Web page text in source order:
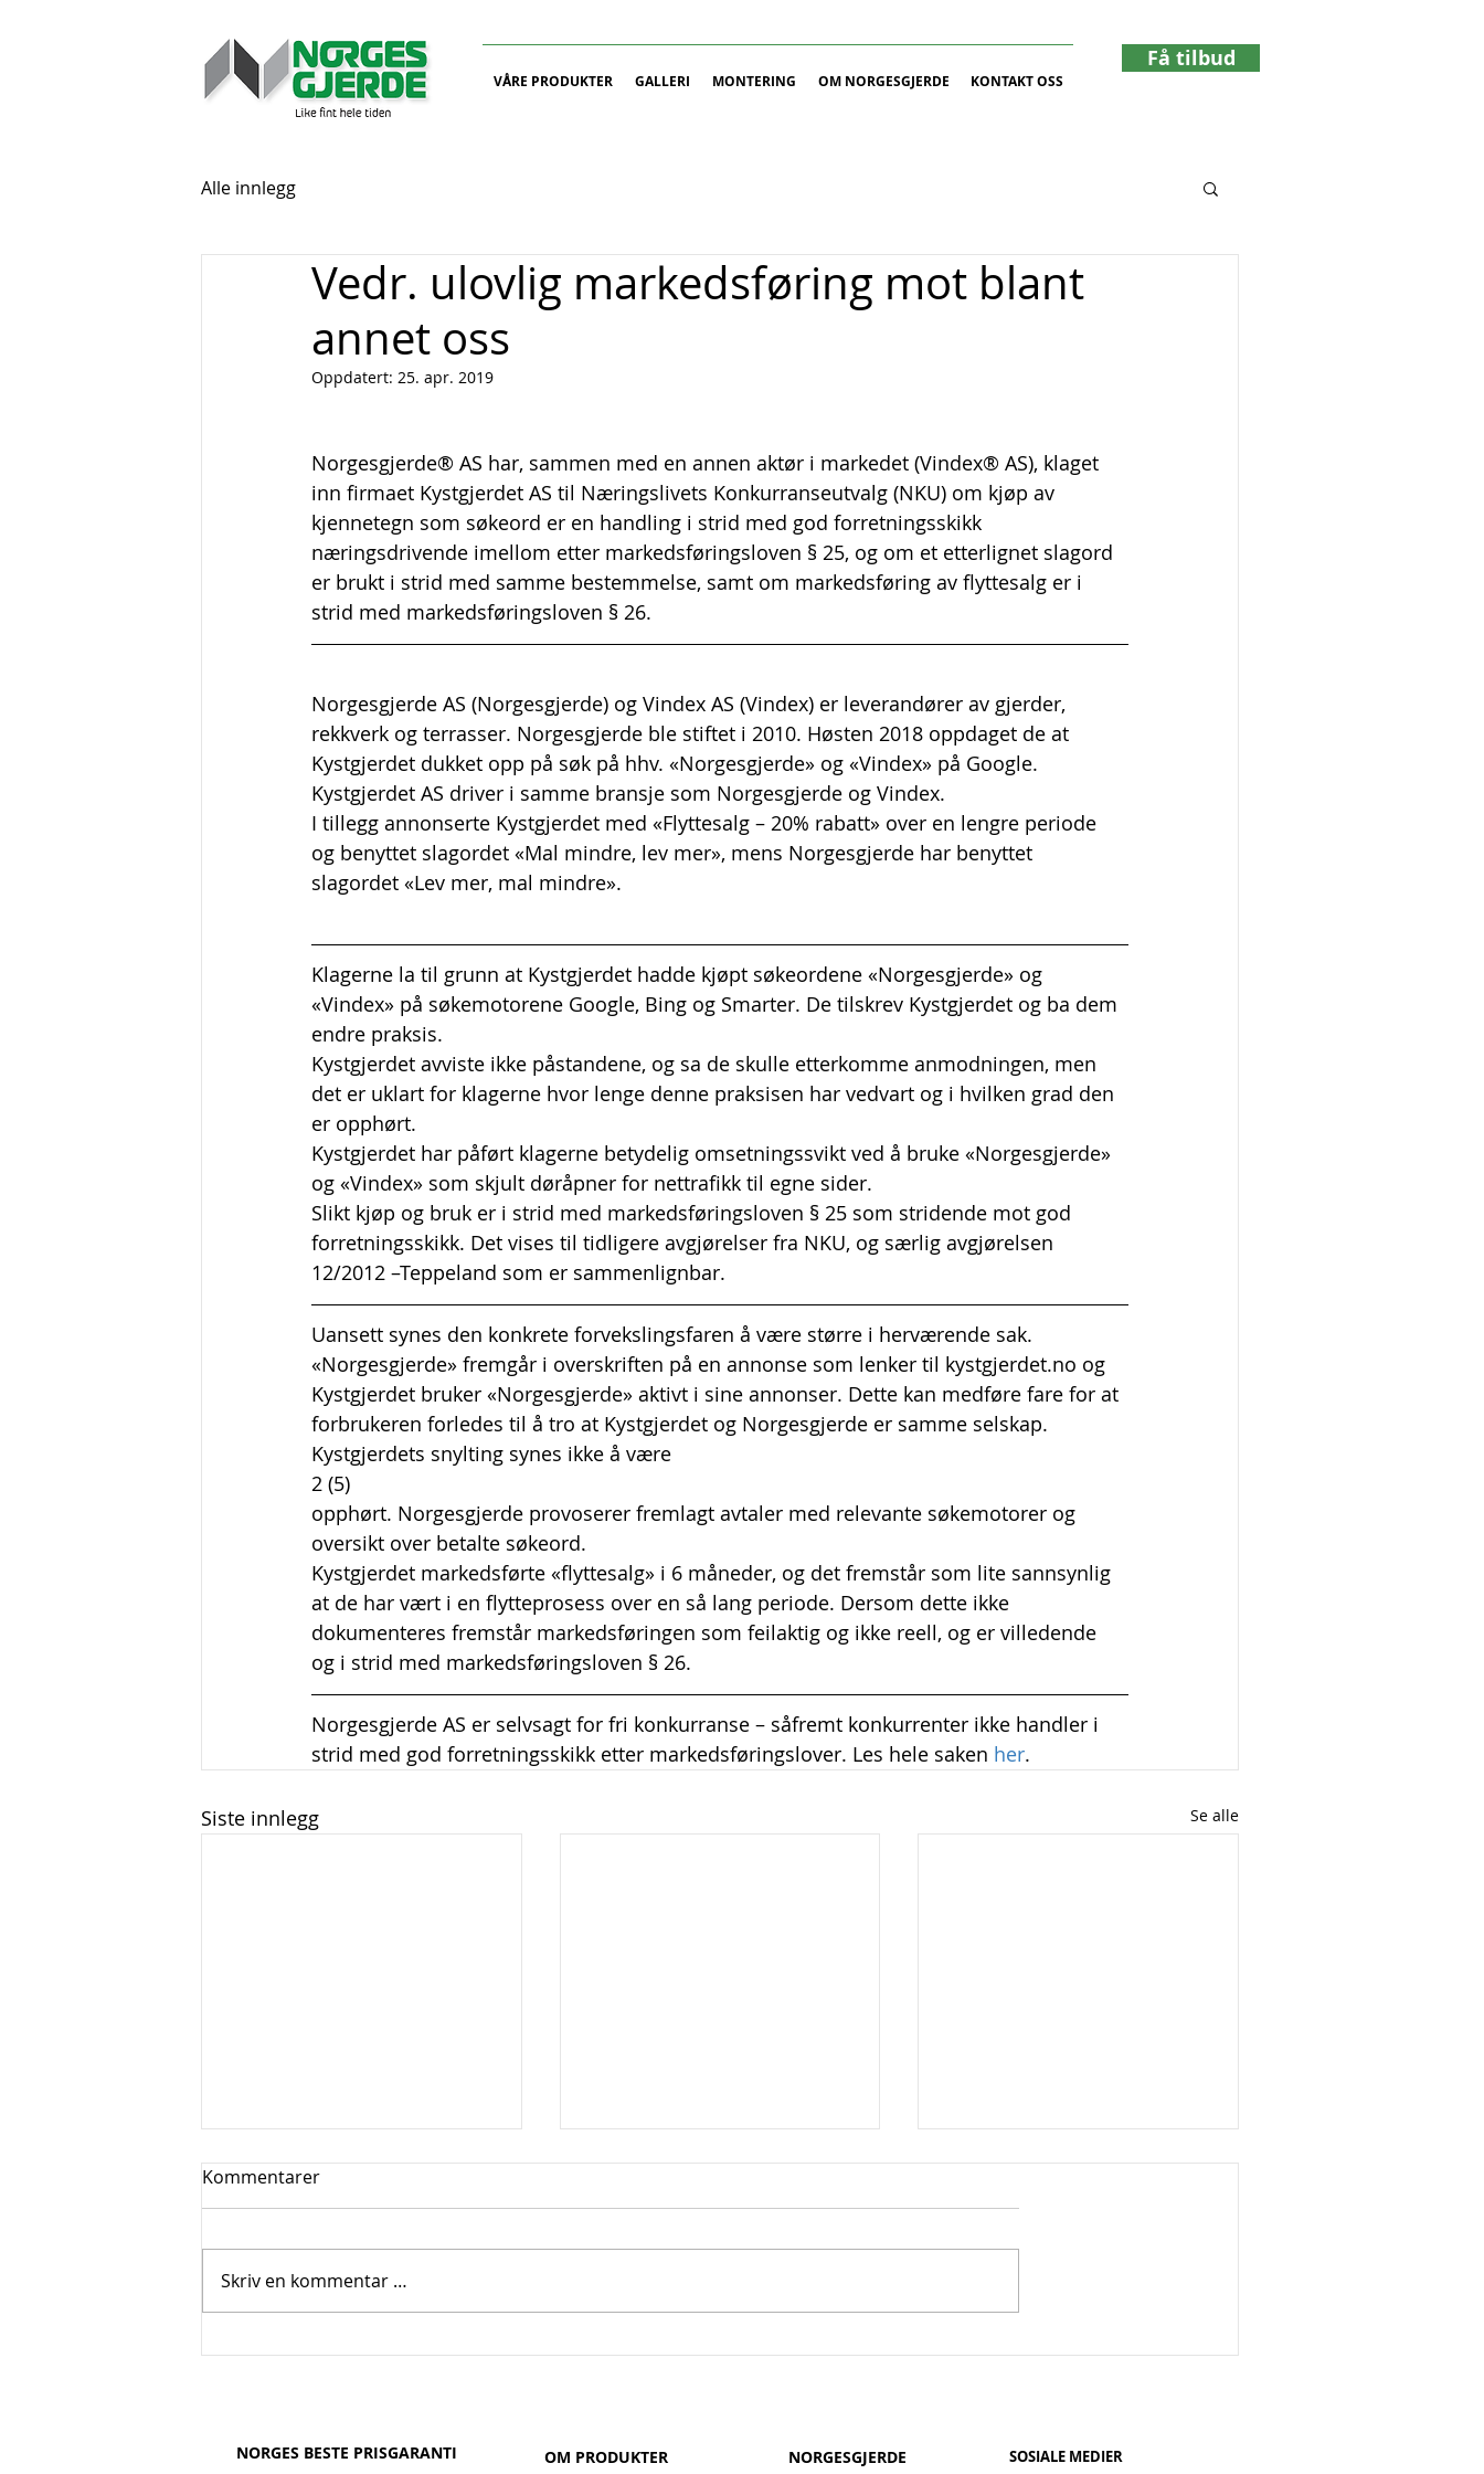
VÅRE PRODUKTER GALLERI MONTERING OM NORGESGJERDE KONTAKT OSS
Få tilbud
Alle innlegg
Vedr. ulovlig markedsføring mot blant
annet oss
Oppdatert: 25. apr. 2019
Norgesgjerde® AS har, sammen med en annen aktør i markedet (Vindex® AS), klaget
inn firmaet Kystgjerdet AS til Næringslivets Konkurranseutvalg (NKU) om kjøp av
kjennetegn som søkeord er en handling i strid med god forretningsskikk
næringsdrivende imellom etter markedsføringsloven § 25, og om et etterlignet slagord
er brukt i strid med samme bestemmelse, samt om markedsføring av flyttesalg er i
strid med markedsføringsloven § 26.
Norgesgjerde AS (Norgesgjerde) og Vindex AS (Vindex) er leverandører av gjerder,
rekkverk og terrasser. Norgesgjerde ble stiftet i 2010. Høsten 2018 oppdaget de at
Kystgjerdet dukket opp på søk på hhv. «Norgesgjerde» og «Vindex» på Google.
Kystgjerdet AS driver i samme bransje som Norgesgjerde og Vindex.
I tillegg annonserte Kystgjerdet med «Flyttesalg – 20% rabatt» over en lengre periode
og benyttet slagordet «Mal mindre, lev mer», mens Norgesgjerde har benyttet
slagordet «Lev mer, mal mindre».
Klagerne la til grunn at Kystgjerdet hadde kjøpt søkeordene «Norgesgjerde» og
«Vindex» på søkemotorene Google, Bing og Smarter. De tilskrev Kystgjerdet og ba dem
endre praksis.
Kystgjerdet avviste ikke påstandene, og sa de skulle etterkomme anmodningen, men
det er uklart for klagerne hvor lenge denne praksisen har vedvart og i hvilken grad den
er opphørt.
Kystgjerdet har påført klagerne betydelig omsetningssvikt ved å bruke «Norgesgjerde»
og «Vindex» som skjult døråpner for nettrafikk til egne sider.
Slikt kjøp og bruk er i strid med markedsføringsloven § 25 som stridende mot god
forretningsskikk. Det vises til tidligere avgjørelser fra NKU, og særlig avgjørelsen
12/2012 –Teppeland som er sammenlignbar.
Uansett synes den konkrete forvekslingsfaren å være større i herværende sak.
«Norgesgjerde» fremgår i overskriften på en annonse som lenker til kystgjerdet.no og
Kystgjerdet bruker «Norgesgjerde» aktivt i sine annonser. Dette kan medføre fare for at
forbrukeren forledes til å tro at Kystgjerdet og Norgesgjerde er samme selskap.
Kystgjerdets snylting synes ikke å være
2 (5)
opphørt. Norgesgjerde provoserer fremlagt avtaler med relevante søkemotorer og
oversikt over betalte søkeord.
Kystgjerdet markedsførte «flyttesalg» i 6 måneder, og det fremstår som lite sannsynlig
at de har vært i en flytteprosess over en så lang periode. Dersom dette ikke
dokumenteres fremstår markedsføringen som feilaktig og ikke reell, og er villedende
og i strid med markedsføringsloven § 26.
Norgesgjerde AS er selvsagt for fri konkurranse – såfremt konkurrenter ikke handler i
strid med god forretningsskikk etter markedsføringslover. Les hele saken her.
Siste innlegg Se alle
Boligmesse Oslo 28 feb -1
Fra planlegging til
Kommentarer
Skriv en kommentar …
NORGES BESTE PRISGARANTI OM PRODUKTER NORGESGJERDE SOSIALE MEDIER